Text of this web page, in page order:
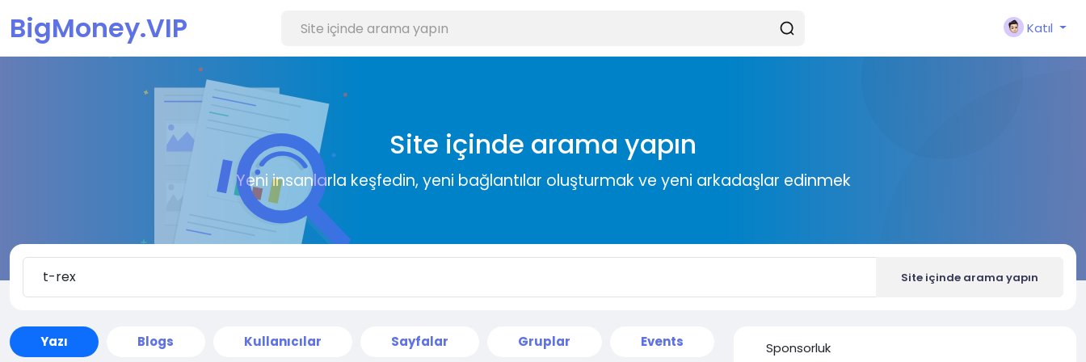
BigMoney.VIP Katıl
Site içinde arama yapın
Yeni insanlarla keşfedin, yeni bağlantılar oluşturmak ve yeni arkadaşlar edinmek
Site içinde arama yapın
Yazı Blogs Kullanıcılar Sayfalar Gruplar Events Sponsorluk